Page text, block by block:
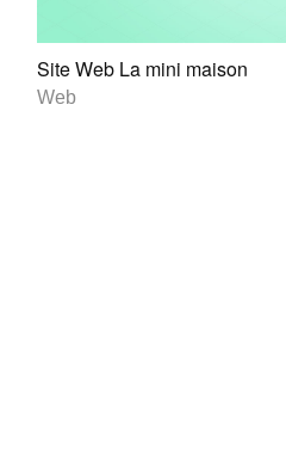
Site Web La mini maison
Web